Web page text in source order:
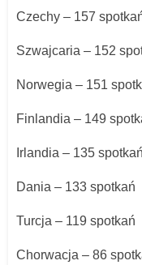
Czechy – 157
Szwajcaria – 152
Norwegia – 151
Finlandia – 149
Irlandia – 135 spotkań
Dania – 133 spotkań
Turcja – 119 spotkań
Chorwacja – 86